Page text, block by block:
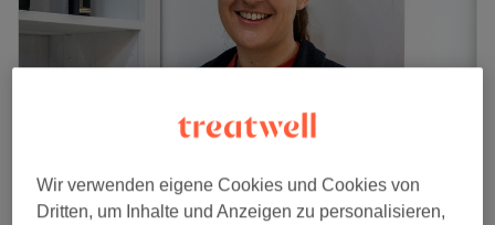
Luis Haarstudio München
Wir verwenden eigene Cookies und Cookies von
Dritten, um Inhalte und Anzeigen zu personalisieren,